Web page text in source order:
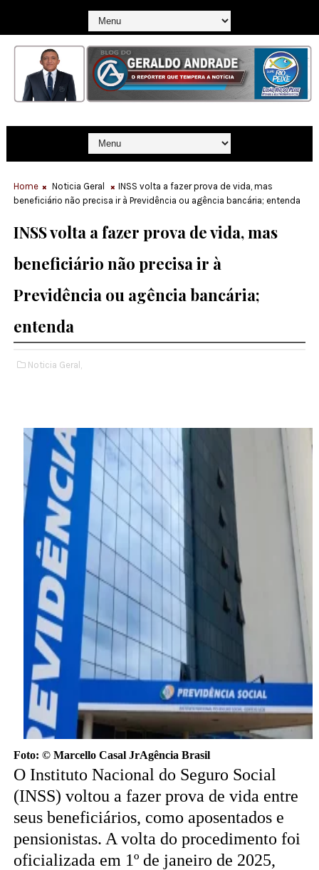
Home Noticia Geral
INSS volta a fazer prova de vida, mas
beneficiário não precisa ir à Previdência ou agência bancária; entenda
INSS volta a fazer prova de vida, mas
beneficiário não precisa ir à
Previdência ou agência bancária;
entenda
Noticia Geral,
Foto: © Marcello Casal JrAgência Brasil
O Instituto Nacional do Seguro Social
(INSS) voltou a fazer prova de vida entre
seus beneficiários, como aposentados e
pensionistas. A volta do procedimento foi
oficializada em 1º de janeiro de 2025,